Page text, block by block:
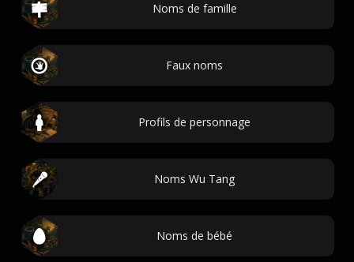
Noms de famille
Faux noms
Profils de personnage
Noms Wu Tang
Noms de bébé